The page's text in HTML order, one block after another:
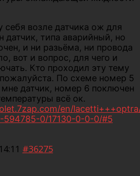
возле датчика ож для
датчик, типа аварийный, но
и ни разьёма, ни провода
вот и вопрос, для чего и
Кто проходил эту тему
По схеме номер 5
датчик, номер 6 поключен
всё ок.
en/
594785-0/17130-0-0-0/#5
#36275